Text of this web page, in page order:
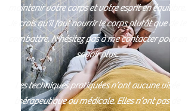
maintenir votre corps et votre esprit en équilibre.
Je crois qu'il faut nourrir le corps plutôt que de le
combattre. N'hésitez pas à me contacter pour en
savoir plus.
Les techniques pratiquées n’ont aucune visée
thérapeutique ou médicale. Elles n’ont pas de